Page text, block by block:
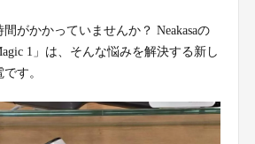
がかかっていませんか？ Neakasaの
1」は、そんな悩みを解決する新し
す。